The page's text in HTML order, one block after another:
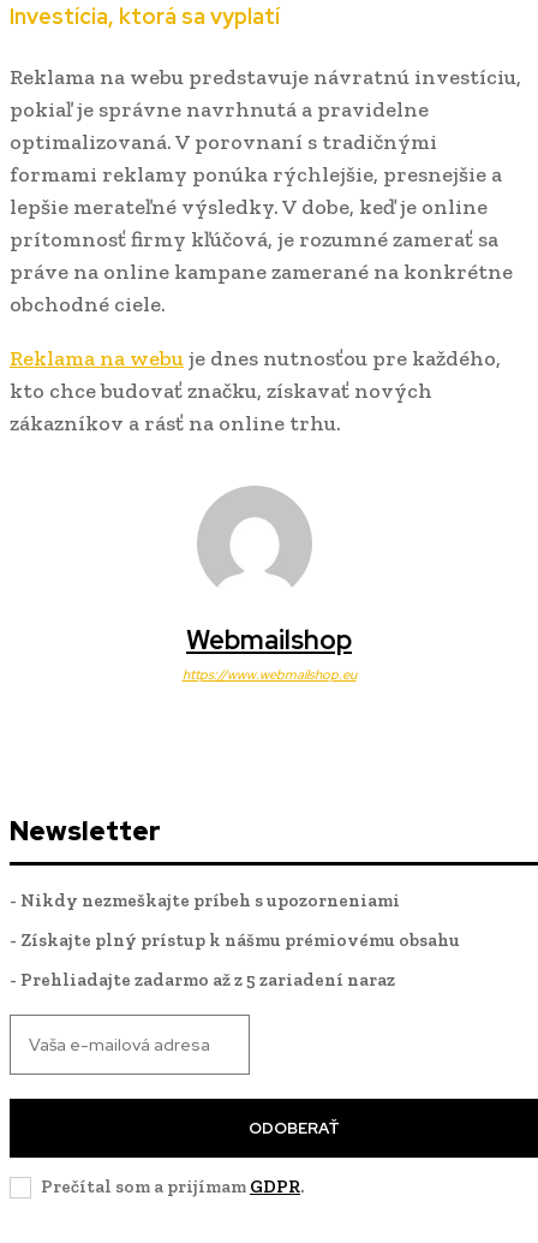
Investícia, ktorá sa vyplatí
Reklama na webu predstavuje návratnú investíciu,
pokiaľ je správne navrhnutá a pravidelne
optimalizovaná. V porovnaní s tradičnými
formami reklamy ponúka rýchlejšie, presnejšie a
lepšie merateľné výsledky. V dobe, keď je online
prítomnosť firmy kľúčová, je rozumné zamerať sa
práve na online kampane zamerané na konkrétne
obchodné ciele.
Reklama na webuje dnes nutnosťou pre každého,
kto chce budovať značku, získavať nových
zákazníkov a rásť na online trhu.
Webmailshop
https://www.webmailshop.eu
Newsletter
- Nikdy nezmeškajte príbeh s upozorneniami
- Získajte plný prístup k nášmu prémiovému obsahu
- Prehliadajte zadarmo až z 5 zariadení naraz
ODOBERAŤ
Prečítal som a prijímam GDPR.